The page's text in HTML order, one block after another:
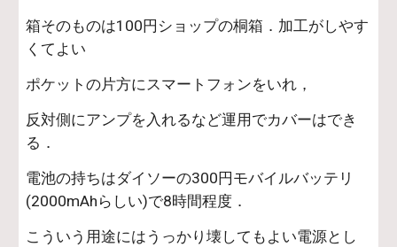
箱そのものは100円ショップの桐箱．加工がしやす
くてよい
ポケットの片方にスマートフォンをいれ，
反対側にアンプを入れるなど運用でカバーはでき
る．
電池の持ちはダイソーの300円モバイルバッテリ
(2000mAhらしい)で8時間程度．
こういう用途にはうっかり壊してもよい電源とし